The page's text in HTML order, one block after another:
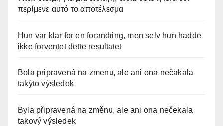
περίμενε αυτό το αποτέλεσμα
Hun var klar for en forandring, men selv hun hadde
ikke forventet dette resultatet
Bola pripravená na zmenu, ale ani ona nečakala
takýto výsledok
Byla připravená na změnu, ale ani ona nečekala
takový výsledek